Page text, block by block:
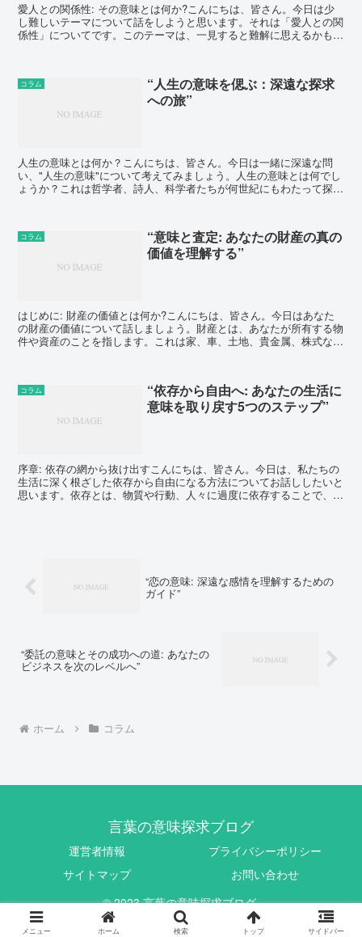
愛人との関係性: その意味とは何か?こんにちは、皆さん。今日は少
し難しいテーマについて話をしようと思います。それは「愛人との関
係性」についてです。このテーマは、一見すると難解に思えるかもし
コラム
“人生の意味を偲ぶ：深遠な探求
への旅”
人生の意味とは何か？こんにちは、皆さん。今日は一緒に深遠な問
い、"人生の意味"について考えてみましょう。人生の意味とは何でし
ょうか？これは哲学者、詩人、科学者たちが何世紀にもわたって探求
コラム
“意味と査定: あなたの財産の真の
価値を理解する”
はじめに: 財産の価値とは何か?こんにちは、皆さん。今日はあなた
の財産の価値について話しましょう。財産とは、あなたが所有する物
件や資産のことを指します。これは家、車、土地、貴金属、株式な
コラム
“依存から自由へ: あなたの生活に
意味を取り戻す5つのステップ”
序章: 依存の網から抜け出すこんにちは、皆さん。今日は、私たちの
生活に深く根ざした依存から自由になる方法についてお話ししたいと
思います。依存とは、物質や行動、人々に過度に依存することで、そ
“恋の意味: 深遠な感情を理解するための
ガイド”
“委託の意味とその成功への道: あなたの
ビジネスを次のレベルへ”
ホーム コラム
言葉の意味探求ブログ
運営者情報
プライバシーポリシー
サイトマップ
お問い合わせ
© 2023 言葉の意味探求ブログ.
メニュー ホーム 検索 トップ サイドバー